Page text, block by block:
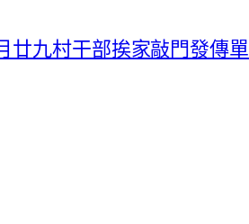
廿九村干部挨家敲門發傳單